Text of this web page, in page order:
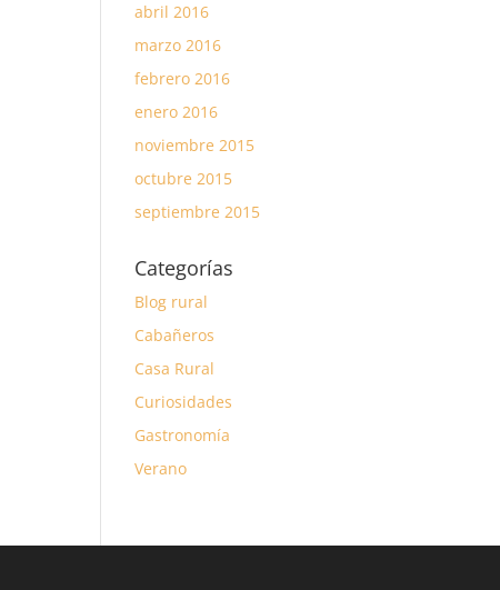
abril 2016
marzo 2016
febrero 2016
enero 2016
noviembre 2015
octubre 2015
septiembre 2015
Categorías
Blog rural
Cabañeros
Casa Rural
Curiosidades
Gastronomía
Verano